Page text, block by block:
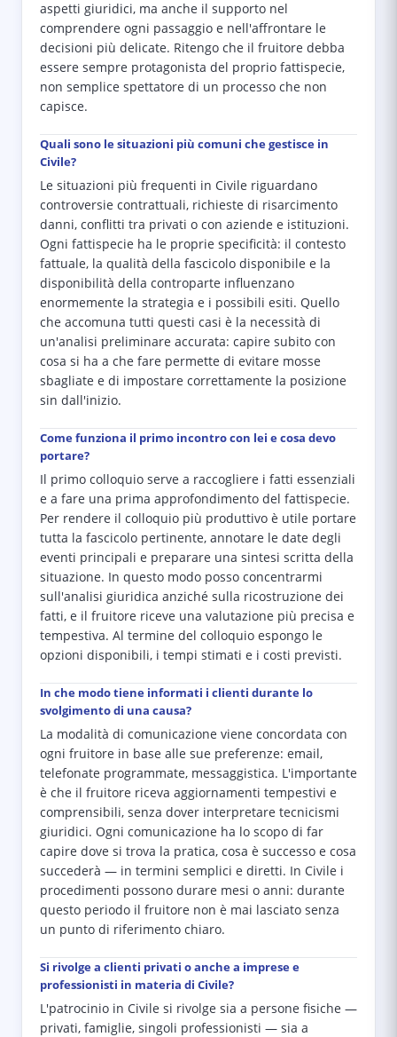
aspetti giuridici, ma anche il supporto nel
comprendere ogni passaggio e nell'affrontare le
decisioni più delicate. Ritengo che il fruitore debba
essere sempre protagonista del proprio fattispecie,
non semplice spettatore di un processo che non
capisce.
Quali sono le situazioni più comuni che gestisce in
Civile?
Le situazioni più frequenti in Civile riguardano
controversie contrattuali, richieste di risarcimento
danni, conflitti tra privati o con aziende e istituzioni.
Ogni fattispecie ha le proprie specificità: il contesto
fattuale, la qualità della fascicolo disponibile e la
disponibilità della controparte influenzano
enormemente la strategia e i possibili esiti. Quello
che accomuna tutti questi casi è la necessità di
un'analisi preliminare accurata: capire subito con
cosa si ha a che fare permette di evitare mosse
sbagliate e di impostare correttamente la posizione
sin dall'inizio.
Come funziona il primo incontro con lei e cosa devo
portare?
Il primo colloquio serve a raccogliere i fatti essenziali
e a fare una prima approfondimento del fattispecie.
Per rendere il colloquio più produttivo è utile portare
tutta la fascicolo pertinente, annotare le date degli
eventi principali e preparare una sintesi scritta della
situazione. In questo modo posso concentrarmi
sull'analisi giuridica anziché sulla ricostruzione dei
fatti, e il fruitore riceve una valutazione più precisa e
tempestiva. Al termine del colloquio espongo le
opzioni disponibili, i tempi stimati e i costi previsti.
In che modo tiene informati i clienti durante lo
svolgimento di una causa?
La modalità di comunicazione viene concordata con
ogni fruitore in base alle sue preferenze: email,
telefonate programmate, messaggistica. L'importante
è che il fruitore riceva aggiornamenti tempestivi e
comprensibili, senza dover interpretare tecnicismi
giuridici. Ogni comunicazione ha lo scopo di far
capire dove si trova la pratica, cosa è successo e cosa
succederà — in termini semplici e diretti. In Civile i
procedimenti possono durare mesi o anni: durante
questo periodo il fruitore non è mai lasciato senza
un punto di riferimento chiaro.
Si rivolge a clienti privati o anche a imprese e
professionisti in materia di Civile?
L'patrocinio in Civile si rivolge sia a persone fisiche —
privati, famiglie, singoli professionisti — sia a